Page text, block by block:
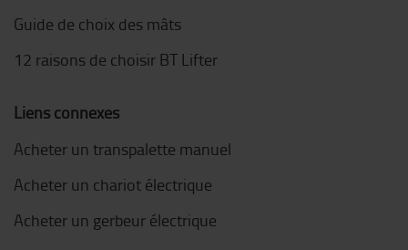
Guide de choix des mâts
12 raisons de choisir BT Lifter
Liens connexes
Acheter un transpalette manuel
Acheter un chariot électrique
Acheter un gerbeur électrique